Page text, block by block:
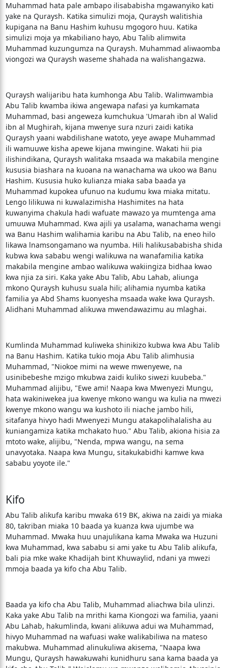
Muhammad hata pale ambapo ilisababisha mgawanyiko kati
yake na Quraysh. Katika simulizi moja, Quraysh walitishia
kupigana na Banu Hashim kuhusu mgogoro huu. Katika
simulizi moja ya mkabiliano hayo, Abu Talib alimwita
Muhammad kuzungumza na Quraysh. Muhammad aliwaomba
viongozi wa Quraysh waseme shahada na walishangazwa.
Quraysh walijaribu hata kumhonga Abu Talib. Walimwambia
Abu Talib kwamba ikiwa angewapa nafasi ya kumkamata
Muhammad, basi angeweza kumchukua 'Umarah ibn al Walid
ibn al Mughirah, kijana mwenye sura nzuri zaidi katika
Quraysh yaani wabdilishane watoto, yeye awape Muhammad
ili wamuuwe kisha apewe kijana mwingine. Wakati hii pia
ilishindikana, Quraysh walitaka msaada wa makabila mengine
kususia biashara na kuoana na wanachama wa ukoo wa Banu
Hashim. Kususia huko kulianza miaka saba baada ya
Muhammad kupokea ufunuo na kudumu kwa miaka mitatu.
Lengo lilikuwa ni kuwalazimisha Hashimites na hata
kuwanyima chakula hadi wafuate mawazo ya mumtenga ama
umuuwa Muhammad. Kwa ajili ya usalama, wanachama wengi
wa Banu Hashim walihamia karibu na Abu Talib, na eneo hilo
likawa lnamsongamano wa nyumba. Hili halikusababisha shida
kubwa kwa sababu wengi walikuwa na wanafamilia katika
makabila mengine ambao walikuwa wakiingiza bidhaa kwao
kwa njia za siri. Kaka yake Abu Talib, Abu Lahab, aliunga
mkono Quraysh kuhusu suala hili; alihamia nyumba katika
familia ya Abd Shams kuonyesha msaada wake kwa Quraysh.
Alidhani Muhammad alikuwa mwendawazimu au mlaghai.
Kumlinda Muhammad kuliweka shinikizo kubwa kwa Abu Talib
na Banu Hashim. Katika tukio moja Abu Talib alimhusia
Muhammad, "Niokoe mimi na wewe mwenyewe, na
usinibebeshe mzigo mkubwa zaidi kuliko siwezi kuubeba."
Muhammad alijibu, "Ewe ami! Naapa kwa Mwenyezi Mungu,
hata wakiniwekea jua kwenye mkono wangu wa kulia na mwezi
kwenye mkono wangu wa kushoto ili niache jambo hili,
sitafanya hivyo hadi Mwenyezi Mungu atakapolihalalisha au
kuniangamiza katika mchakato huo." Abu Talib, akiona hisia za
mtoto wake, alijibu, "Nenda, mpwa wangu, na sema
unavyotaka. Naapa kwa Mungu, sitakukabidhi kamwe kwa
sababu yoyote ile."
Kifo
Abu Talib alikufa karibu mwaka 619 BK, akiwa na zaidi ya miaka
80, takriban miaka 10 baada ya kuanza kwa ujumbe wa
Muhammad. Mwaka huu unajulikana kama Mwaka wa Huzuni
kwa Muhammad, kwa sababu si ami yake tu Abu Talib alikufa,
bali pia mke wake Khadijah bint Khuwaylid, ndani ya mwezi
mmoja baada ya kifo cha Abu Talib.
Baada ya kifo cha Abu Talib, Muhammad aliachwa bila ulinzi.
Kaka yake Abu Talib na mrithi kama Kiongozi wa familia, yaani
Abu Lahab, hakumlinda, kwani alikuwa adui wa Muhammad,
hivyo Muhammad na wafuasi wake walikabiliwa na mateso
makubwa. Muhammad alinukuliwa akisema, "Naapa kwa
Mungu, Quraysh hawakuwahi kunidhuru sana kama baada ya